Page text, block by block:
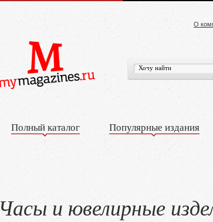
О
Полный каталог Популярные издания
Часы и ювелирные